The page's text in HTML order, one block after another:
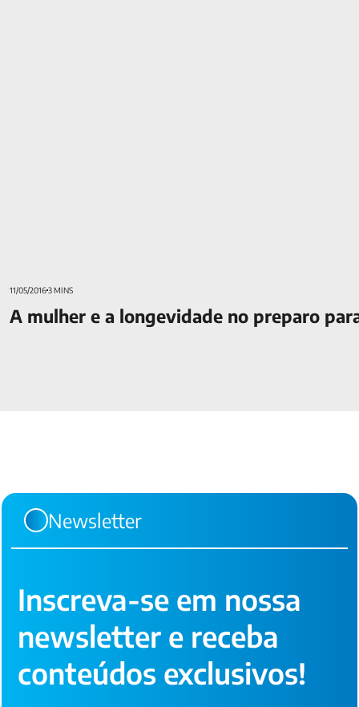
11/05/20163 MINS
A mulher e a longevidade no preparo
Newsletter
Inscreva-se em nossa
newsletter e receba
conteúdos exclusivos!